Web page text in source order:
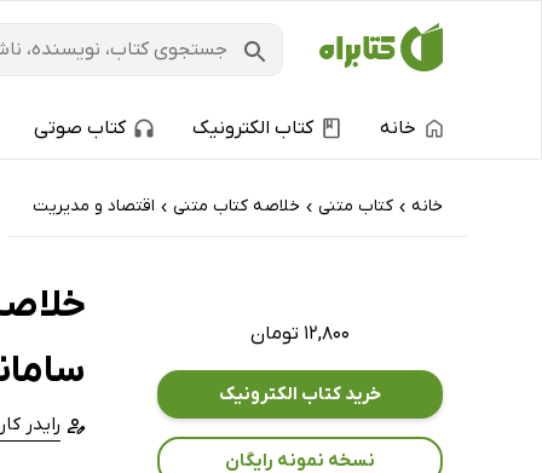
خانه کتاب الکترونیک کتاب صوتی
خانه › کتاب‌ متنی › خلاصه کتاب متنی › اقتصاد و مدیریت
۱۲,۸۰۰ تومان
خرید کتاب الکترونیک
نسخه نمونه رایگان
رایدر